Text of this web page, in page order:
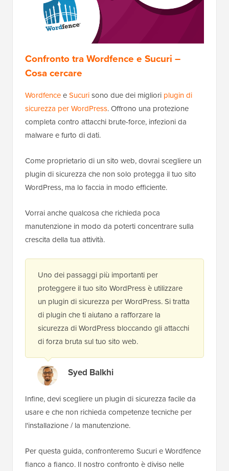
Confronto tra Wordfence e Sucuri –
Cosa cercare
WordfenceeSucurisono due dei migliori plugin di
sicurezza per WordPress. Offrono una protezione
completa contro attacchi brute-force, infezioni da
malware e furto di dati.
Come proprietario di un sito web, dovrai scegliere un
plugin di sicurezza che non solo protegga il tuo sito
WordPress, ma lo faccia in modo efficiente.
Vorrai anche qualcosa che richieda poca
manutenzione in modo da poterti concentrare sulla
crescita della tua attività.
Uno dei passaggi più importanti per
proteggere il tuo sito WordPress è utilizzare
un plugin di sicurezza per WordPress. Si tratta
di plugin che ti aiutano a rafforzare la
sicurezza di WordPress bloccando gli attacchi
di forza bruta sul tuo sito web.
Syed Balkhi
Infine, devi scegliere un plugin di sicurezza facile da
usare e che non richieda competenze tecniche per
l'installazione / la manutenzione.
Per questa guida, confronteremo Sucuri e Wordfence
fianco a fianco. Il nostro confronto è diviso nelle